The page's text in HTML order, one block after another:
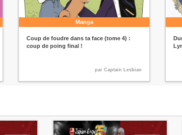
Manga
Coup de foudre dans ta face (tome 4) :
coup de poing final !
par Captain Lesbian